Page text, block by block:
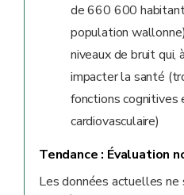
de 660 600
population
niveaux de bruit
impacter la santé
fonctions cognitives
cardiovasculaire)
Tendance : Évaluation
Les données actuelles